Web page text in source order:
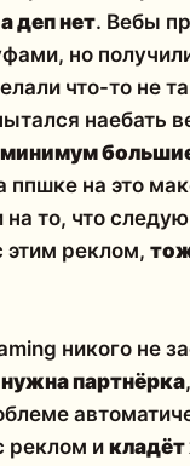
деп нет. Вебы
но
что-то не
наебать
ппшке на это
на то, что
реклом,
никого не
партнёрка
реклом и кладёт